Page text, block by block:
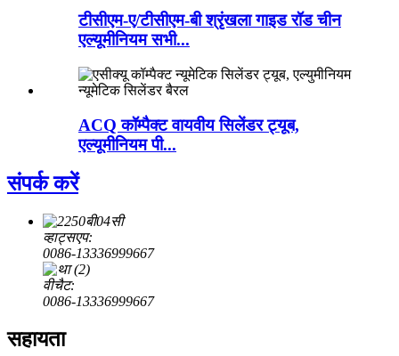
टीसीएम-ए/टीसीएम-बी श्रृंखला गाइड रॉड चीन
एल्यूमीनियम सभी...
ACQ कॉम्पैक्ट वायवीय सिलेंडर ट्यूब,
एल्यूमीनियम पी...
संपर्क करें
व्हाट्सएप:
0086-13336999667
वीचैट:
0086-13336999667
सहायता